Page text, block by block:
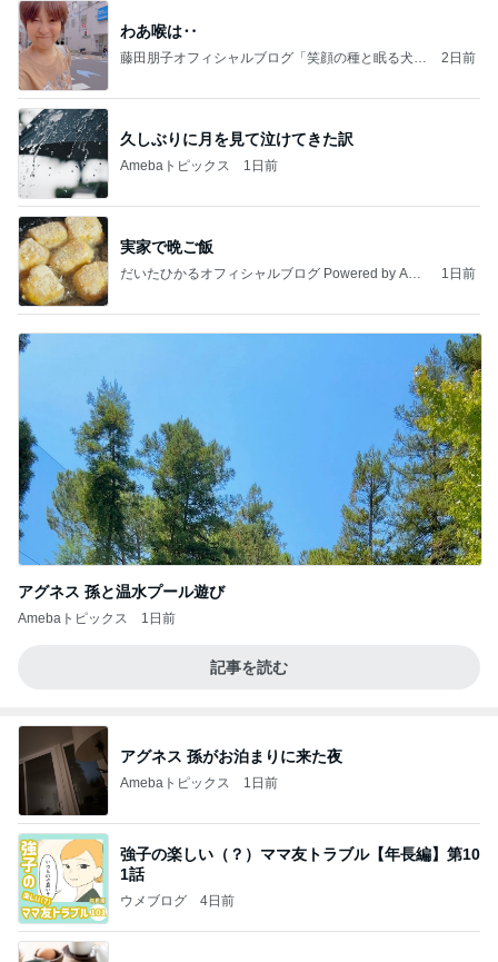
わあ喉は‥
藤田朋子オフィシャルブログ「笑顔の種と眠る犬」
2日前
久しぶりに月を見て泣けてきた訳
Amebaトピックス 1日前
実家で晩ご飯
だいたひかるオフィシャルブログ Powered by Ame
1日前
アグネス 孫と温水プール遊び
Amebaトピックス 1日前
記事を読む
アグネス 孫がお泊まりに来た夜
Amebaトピックス 1日前
強子の楽しい（？）ママ友トラブル【年長編】第10
1話
ウメブログ 4日前